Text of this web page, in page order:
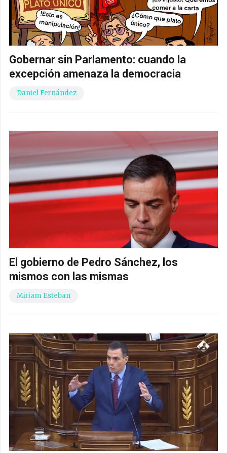
Gobernar sin Parlamento: cuando la
excepción amenaza la democracia
Daniel Fernández
El gobierno de Pedro Sánchez, los
mismos con las mismas
Miriam Esteban